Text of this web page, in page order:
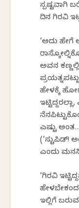
ಸ್ಪಷ್ಟವಾಗಿ
ದಿನ ಗಿರವಿ
‘ಅದು ಹೇಗೆ
ಅವನ
ಹೇಳಕ್ಕೆ
ಎಷ್ಟು
(‘ಸ್ಟುಪಿಡ್!
ಎಂದು
‘ಗಿರವಿ
ಇಲ್ಲಿಗೆ